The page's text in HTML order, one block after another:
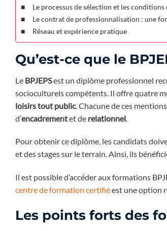
Le processus de sélection et les conditions
Le contrat de professionnalisation : une
Réseau et expérience pratique
Qu’est-ce que le
Le BPJEPSest un diplôme professionnel
socioculturels compétents. Il offre quatre
loisirs tout public. Chacune de ces
d’encadrementet de relationnel
Pour obtenir ce diplôme, les candidats
et des stages sur le terrain. Ainsi, ils
Il est possible d’accéder aux formations
centre de formation certifiéest une option
Les points forts des